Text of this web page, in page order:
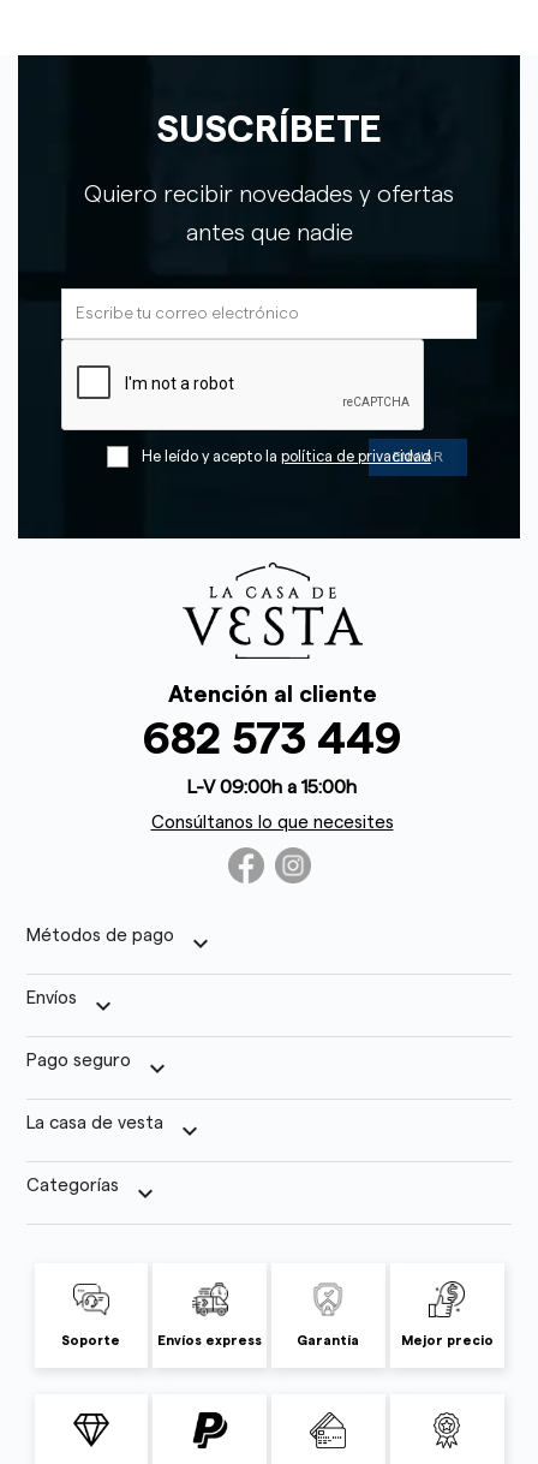
SUSCRÍBETE
Quiero recibir novedades y ofertas
antes que nadie
He leído y acepto la política de privacidad
Atención al cliente
682 573 449
L-V 09:00h a 15:00h
Consúltanos lo que necesites
Métodos de pago keyboard_arrow_down
Envíos keyboard_arrow_down
Pago seguro keyboard_arrow_down
La casa de vesta keyboard_arrow_down
Categorías keyboard_arrow_down
Soporte Envíos express Garantía Mejor precio